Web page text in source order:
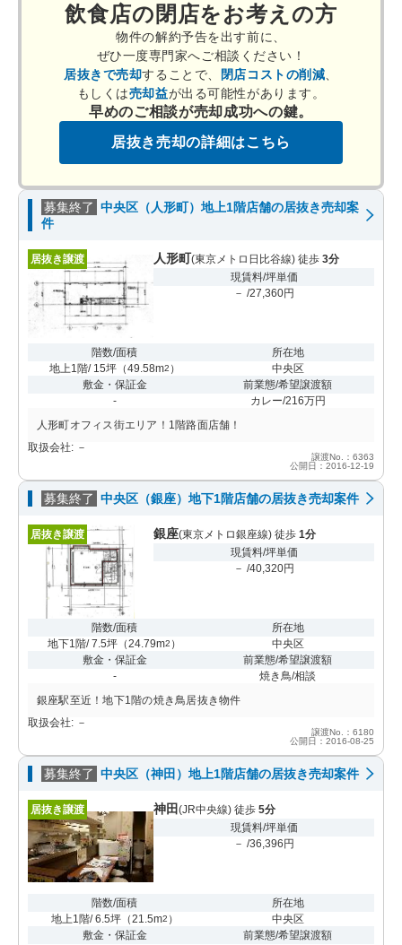
飲食店の閉店をお考えの方
物件の解約予告を出す前に、
ぜひ一度専門家へご相談ください！
居抜きで売却することで、 閉店コストの削減
もしくは売却益が出る可能性があります。
早めのご相談が売却成功への鍵。
居抜き売却の詳細はこちら
募集終了 中央区（人形町）地上1階店舗の居抜き売却案
件
居抜き譲渡 人形町(東京メトロ日比谷線) 徒歩 3分
現賃料/坪単価
－ /27,360円
階数/面積
地上1階/ 15坪（49.58m2 ）
所在地
中央区
敷金・保証金
-
前業態/希望譲渡額
カレー/216万円
人形町オフィス街エリア！1階路面店舗！
取扱会社: －
譲渡No.：6363
公開日：2016-12-19
募集終了 中央区（銀座）地下1階店舗の居抜き売却案件
居抜き譲渡 銀座(東京メトロ銀座線) 徒歩 1分
現賃料/坪単価
－ /40,320円
階数/面積
地下1階/ 7.5坪 （24.79m2 ）
所在地
中央区
敷金・保証金
-
前業態/希望譲渡額
焼き鳥/相談
銀座駅至近！地下1階の焼き鳥居抜き物件
取扱会社: －
譲渡No.：6180
公開日：2016-08-25
募集終了 中央区（神田）地上1階店舗の居抜き売却案件
居抜き譲渡 神田 (JR中央線) 徒歩 5分
現賃料/坪単価
－ /36,396円
階数/面積
地上1階/ 6.5坪（21.5m2 ）
所在地
中央区
敷金・保証金
前業態/希望譲渡額